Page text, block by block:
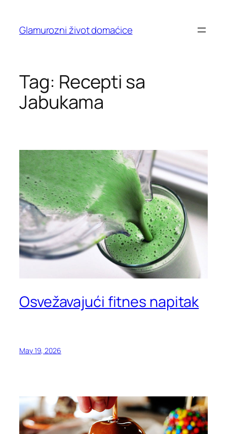
content
Glamurozni život domaćice
Tag: Recepti sa
Jabukama
Osvežavajući fitnes napitak
May 19, 2026